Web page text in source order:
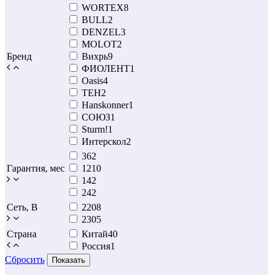
Бренд
WORTEX8
BULL2
DENZEL3
MOLOT2
Вихрь9
ФИОЛЕНТ1
Oasis4
TEH2
Hanskonner1
СОЮЗ1
Sturm!1
Интерскол2
Гарантия, мес
362
1210
142
242
Сеть, В
2208
2305
Страна
Китай40
Россия1
Сбросить
Показать